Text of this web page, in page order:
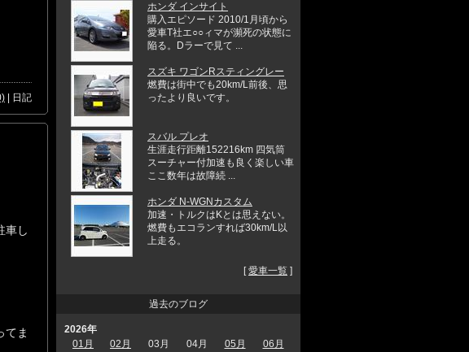
| 日記
車し
てま
ホンダ インサイト
購入エピソード 2010/1月頃から
愛車T社エ○○ィマが瀕死の状態に
陥る。Dラーで見て ...
スズキ ワゴンRスティングレー
燃費は街中でも20km/L前後、思
ったより良いです。
スバル プレオ
生涯走行距離152216km 四気筒
スーチャー付加速も良く楽しい車
ここ数年は故障続 ...
ホンダ N-WGNカスタム
加速・トルクはKとは思えない。
燃費もエコランすれば30km/L以
上走る。
[愛車一覧 ]
過去のブログ
2026年
01月
02月 03月 04月 05月
06月